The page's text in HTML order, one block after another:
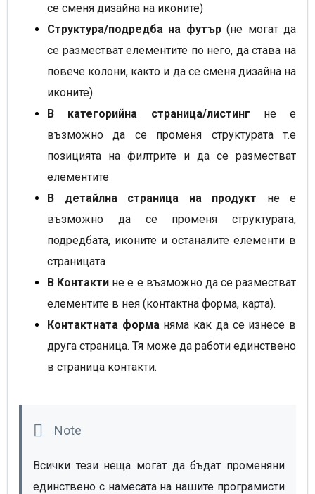
се сменя дизайна на иконите)
Структура/подредба на футър(не могат да
се разместват елементите по него, да става на
повече колони, както и да се сменя дизайна на
иконите)
В категорийна страница/листинг не е
възможно да се променя структурата т.е
позицията на филтрите и да се разместват
елементите
В детайлна страница на продукт не е
възможно да се променя структурата,
подредбата, иконите и останалите елементи в
страницата
В Контакти не е е възможно да се разместват
елементите в нея (контактна форма, карта).
Контактната форма няма как да се изнесе в
друга страница. Тя може да работи единствено
в страница контакти.
Всички тези неща могат да бъдат променяни
единствено с намесата на нашите програмисти